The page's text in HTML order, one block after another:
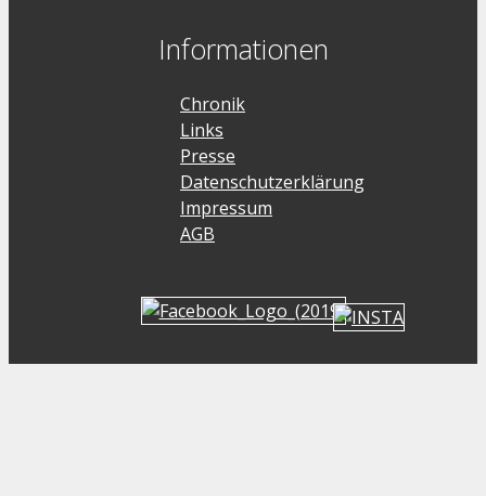
Informationen
Chronik
Links
Presse
Datenschutzerklärung
Impressum
AGB